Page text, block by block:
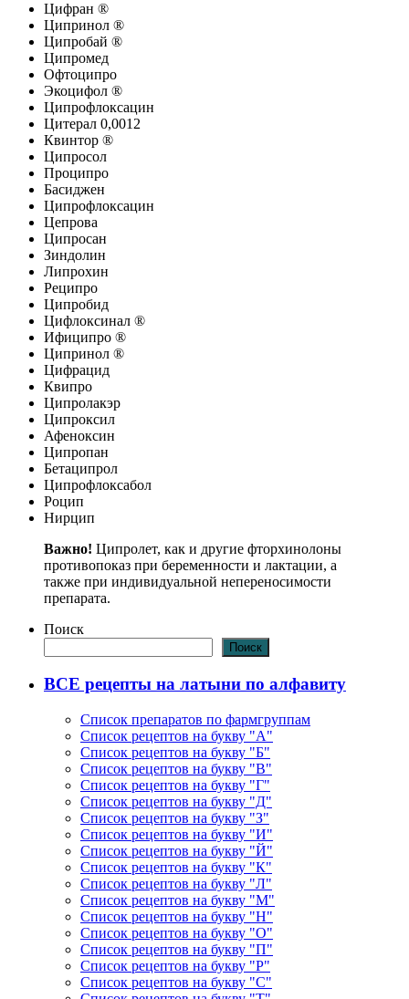
Цифран ®
Ципринол ®
Ципробай ®
Ципромед
Офтоципро
Экоцифол ®
Ципрофлоксацин
Цитерал 0,0012
Квинтор ®
Ципросол
Проципро
Басиджен
Ципрофлоксацин
Цепрова
Ципросан
Зиндолин
Липрохин
Реципро
Ципробид
Цифлоксинал ®
Ифиципро ®
Ципринол ®
Цифрацид
Квипро
Ципролакэр
Ципроксил
Афеноксин
Ципропан
Бетаципрол
Ципрофлоксабол
Роцип
Нирцип
Важно! Ципролет, как и другие фторхинолоны
противопоказ при беременности и лактации, а
также при индивидуальной непереносимости
препарата.
Поиск
Поиск
ВСЕ рецепты на латыни по алфавиту
Список препаратов по фармгруппам
Список рецептов на букву "А"
Список рецептов на букву "Б"
Список рецептов на букву "В"
Список рецептов на букву "Г"
Список рецептов на букву "Д"
Список рецептов на букву "З"
Список рецептов на букву "И"
Список рецептов на букву "Й"
Список рецептов на букву "К"
Список рецептов на букву "Л"
Список рецептов на букву "М"
Список рецептов на букву "Н"
Список рецептов на букву "О"
Список рецептов на букву "П"
Список рецептов на букву "Р"
Список рецептов на букву "С"